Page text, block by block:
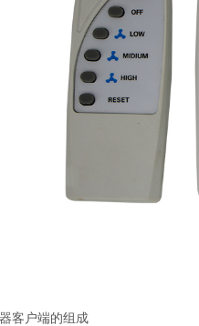
客户端的组成